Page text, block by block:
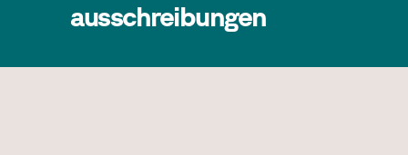
ausschreibungen